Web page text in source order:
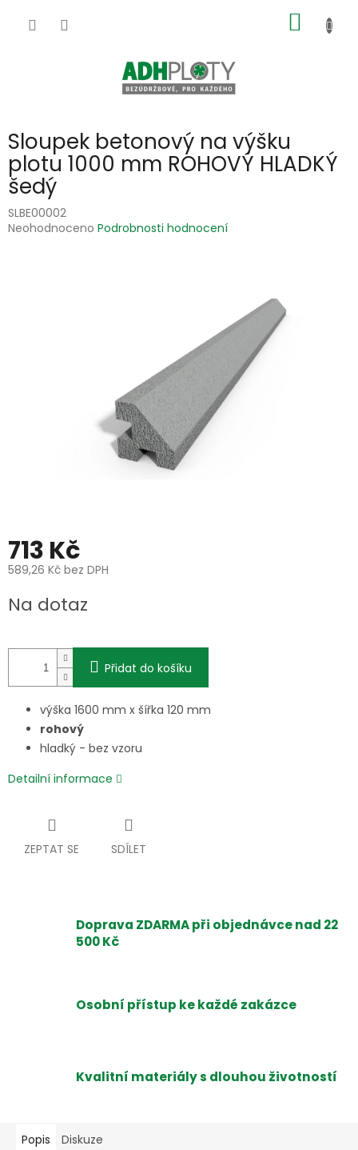
KOŠÍK
Sloupek betonový na výšku
plotu 1000 mm ROHOVÝ HLADKÝ
šedý
SLBE00002
Průměrné
Neohodnoceno Podrobnosti hodnocení
713 Kč
589,26 Kč bez DPH
cena:
Na dotaz
Přidat do košíku
výška 1600 mm x šířka 120 mm
rohový
hladký - bez vzoru
Detailní informace
ZEPTAT SE SDÍLET
Doprava ZDARMA při objednávce nad 22
500 Kč
Osobní přístup ke každé zakázce
Kvalitní materiály s dlouhou životností
Popis Diskuze